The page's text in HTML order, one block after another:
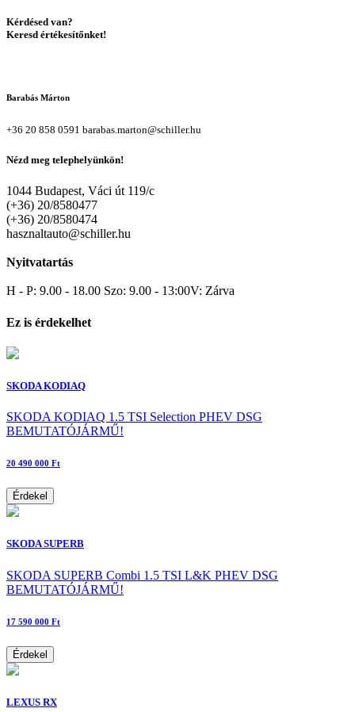
Kérdésed van?
Keresd értékesítőnket!
Barabás Márton
+36 20 858 0591 barabas.marton@schiller.hu
Nézd meg telephelyünkön!
1044 Budapest, Váci út 119/c
(+36) 20/8580477
(+36) 20/8580474
hasznaltauto@schiller.hu
Nyitvatartás
H - P: 9.00 - 18.00 Szo: 9.00 - 13:00V: Zárva
Ez is érdekelhet
SKODA KODIAQ
SKODA KODIAQ 1.5 TSI Selection PHEV DSG
BEMUTATÓJÁRMŰ!
20 490 000 Ft
Érdekel
SKODA SUPERB
SKODA SUPERB Combi 1.5 TSI L&K PHEV DSG
BEMUTATÓJÁRMŰ!
17 590 000 Ft
Érdekel
LEXUS RX